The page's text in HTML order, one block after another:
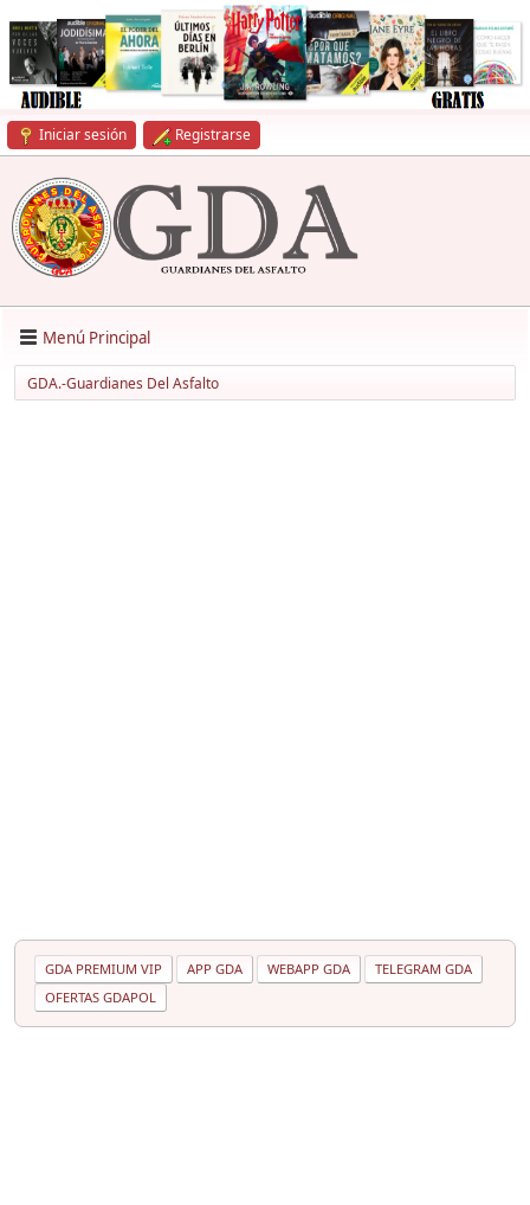
Iniciar sesión Registrarse
Menú Principal
GDA.-Guardianes Del Asfalto
GDA PREMIUM VIP APP GDA WEBAPP GDA
TELEGRAM GDA
OFERTAS GDAPOL